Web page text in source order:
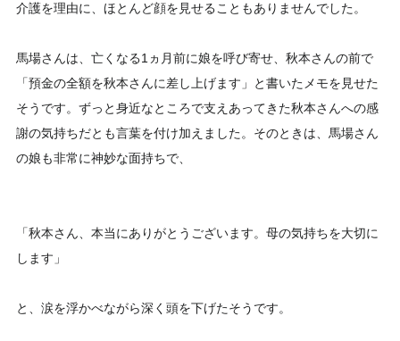
介護を理由に、ほとんど顔を見せることもありませんでした。
馬場さんは、亡くなる1ヵ月前に娘を呼び寄せ、秋本さんの前で
「預金の全額を秋本さんに差し上げます」と書いたメモを見せた
そうです。ずっと身近なところで支えあってきた秋本さんへの感
謝の気持ちだとも言葉を付け加えました。そのときは、馬場さん
の娘も非常に神妙な面持ちで、
「秋本さん、本当にありがとうございます。母の気持ちを大切に
します」
と、涙を浮かべながら深く頭を下げたそうです。